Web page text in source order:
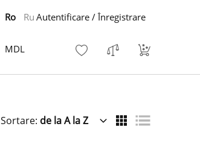
Ro Ru Autentificare / Înregistrare
MDL
Sortare: de la A la Z